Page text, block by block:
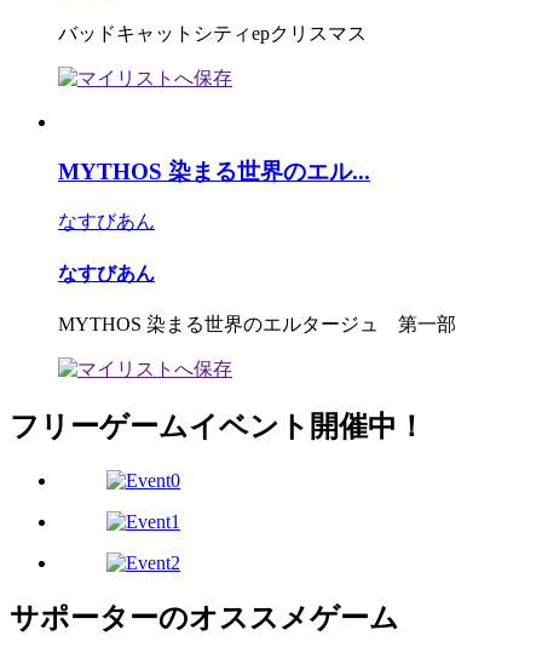
バッドキャットシティepクリスマス
MYTHOS 染まる世界のエル...
なすびあん
なすびあん
MYTHOS 染まる世界のエルタージュ 第一部
フリーゲームイベント開催中！
サポーターのオススメゲーム